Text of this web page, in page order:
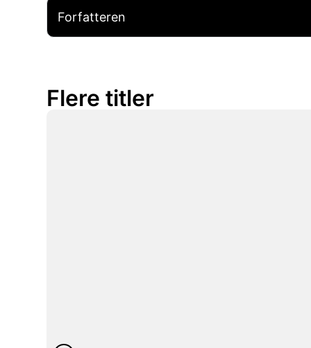
Forfatteren
Flere titler